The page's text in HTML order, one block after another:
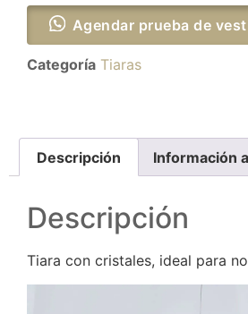
Agendar prueba de
Categoría Tiaras
Descripción Información
Descripción
Tiara con cristales, ideal para